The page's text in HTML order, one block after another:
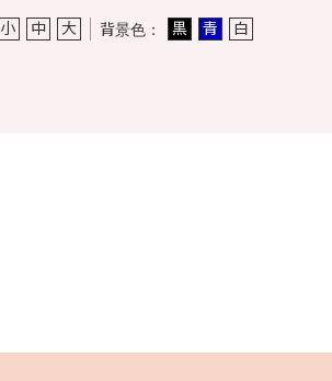
小 中 大 背景色： 黒 青 白